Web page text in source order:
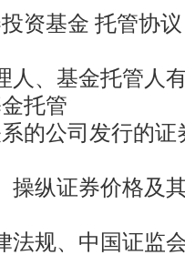
资基金 托管协议
人、基金托管人
托管
的公司发行的
操纵证券价格及
法规、中国证监